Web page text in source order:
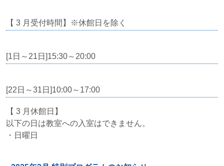
【 3 月受付時間】※休館日を除く
[1日～21日]15:30～20:00
[22日～31日]10:00～17:00
【 3 月休館日】
以下の日は教室への入室はできません。
・日曜日